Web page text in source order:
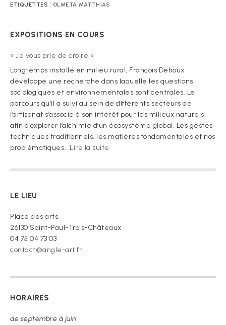
ÉTIQUETTES : OLMETA MATTHIAS
EXPOSITIONS EN COURS
« Je vous prie de croire »
Longtemps installé en milieu rural, François Dehoux
développe une recherche dans laquelle les questions
sociologiques et environnementales sont centrales. Le
parcours qu’il a suivi au sein de différents secteurs de
l’artisanat s’associe à son intérêt pour les milieux naturels
afin d’explorer l’alchimie d’un écosystème global. Les gestes
techniques traditionnels, les matières fondamentales et nos
problématiques… Lire la suite
vous
LE LIEU
Place des arts
26130 Saint-Paul-Trois-Châteaux
04 75 04 73 03
contact@angle-art.fr
HORAIRES
de septembre à juin